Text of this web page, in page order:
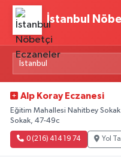
İstanbul
Alp Koray Eczanesi
Eğitim Mahallesi Nahitbey
Sokak, 47-49c
0 (216) 414 19 74 Yol